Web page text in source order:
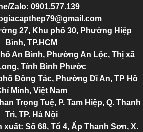
Zalo: 0901.577.139
27, Khu phố 30, Phường Hiệp
Bình, TP.HCM
An Bình, Phường An Lộc, Thị xã
Tỉnh Bình Phước
Đông Tác, Phường Dĩ An, TP Hồ
Minh, Việt Nam
Trọng Tuệ, P. Tam Hiệp, Q. Thanh
Trì, TP. Hà Nội
Số 68, Tổ 4, Ấp Thanh Sơn, X.